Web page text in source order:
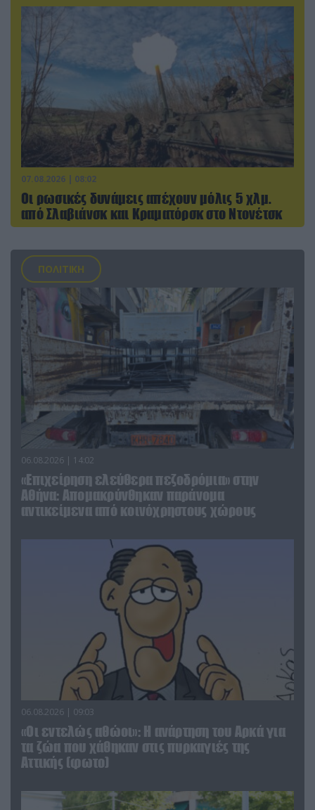
07.08.2026 | 08:02
Οι ρωσικές δυνάμεις απέχουν μόλις 5 χλμ.
από Σλαβιάνσκ και Κραματόρσκ στο Ντονέτσκ
ΠΟΛΙΤΙΚΗ
06.08.2026 | 14:02
«Επιχείρηση ελεύθερα πεζοδρόμια» στην
Αθήνα: Απομακρύνθηκαν παράνομα
αντικείμενα από κοινόχρηστους χώρους
06.08.2026 | 09:03
«Οι εντελώς αθώοι»: Η ανάρτηση του Αρκά για
τα ζώα που χάθηκαν στις πυρκαγιές της
Αττικής (φωτο)